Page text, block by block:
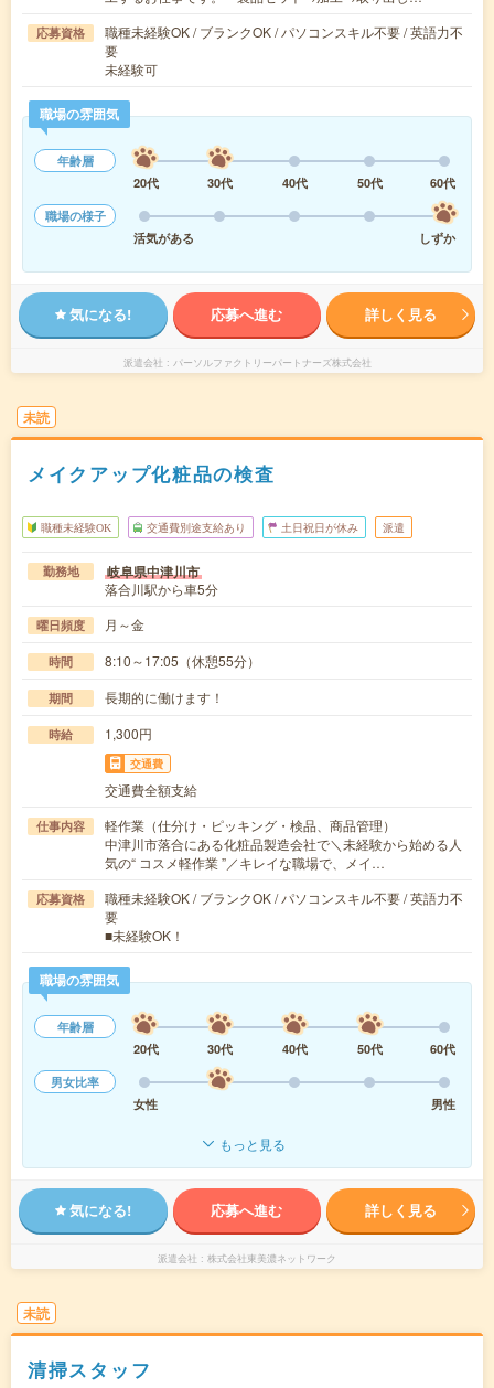
応募資格
職種未経験OK / ブランクOK / パソコンスキル不要 / 英語力不
要
未経験可
職場の雰囲気
年齢層
20代
30代 40代 50代
60代
職場の様子
活気がある
しずか
気になる! 応募へ進む 詳しく見る
派遣会社 パーソルファクトリーパートナーズ株式会社
未読
メイクアップ化粧品の検査
職種未経験OK 交通費別途支給あり 土日祝日が休み 派遣
勤務地 岐阜県中津川市
落合川駅から車5分
曜日頻度 月～金
時間 8:10～17:05（休憩55分）
期間 長期的に働けます！
時給 1,300円
交通費
交通費全額支給
仕事内容
軽作業（仕分け・ピッキング・検品、商品管理）
中津川市落合にある化粧品製造会社で＼未経験から始める人
気の“ コスメ軽作業 ”／キレイな職場で、メイ…
応募資格
職種未経験OK / ブランクOK / パソコンスキル不要 / 英語力不
要
■未経験OK！
職場の雰囲気
年齢層
20代
30代 40代 50代
60代
男女比率
女性
男性
もっと見る
気になる! 応募へ進む 詳しく見る
派遣会社 株式会社東美濃ネットワーク
未読
清掃スタッフ